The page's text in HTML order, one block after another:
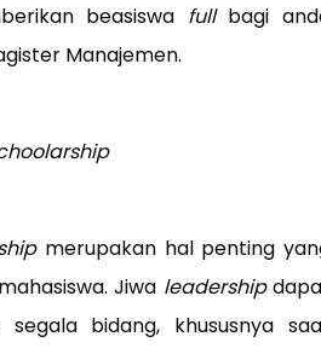
beasiswa full bagi
Manajemen.
merupakan hal penting
Jiwa leadership
bidang, khususnya